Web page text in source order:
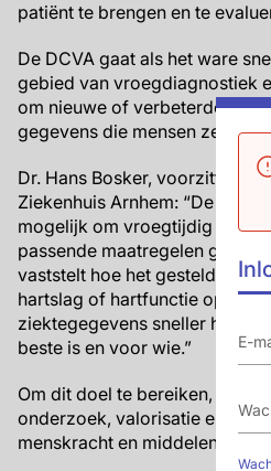
patiënt te brengen en te
De DCVA gaat als het ware
gebied van vroegdiagnostiek
om nieuwe of verbeterde
gegevens die mensen zelf
Dr. Hans Bosker, voorzitter
Ziekenhuis Arnhem: “De
mogelijk om vroegtijdig
passende maatregelen
vaststelt hoe het gesteld is
hartslag of hartfunctie op tijd
ziektegegevens sneller het
beste is en voor wie.”
Om dit doel te bereiken,
onderzoek, valorisatie en
menskracht en middelen bij